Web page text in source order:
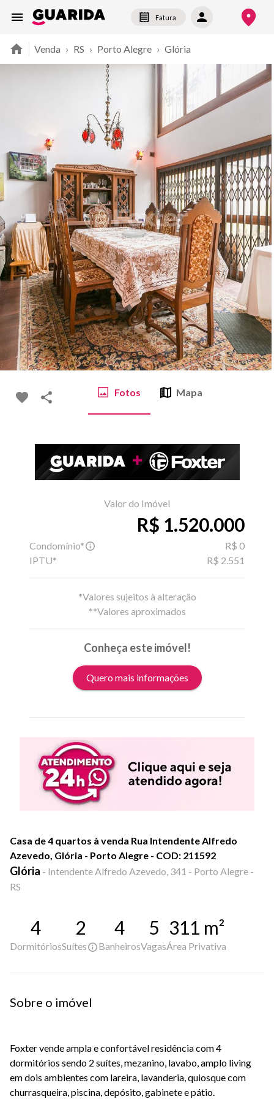
Fatura
Venda › RS › Porto Alegre › Glória
Fotos Mapa
Valor do Imóvel
R$ 1.520.000
Condomínio*
R$ 0
IPTU*
R$ 2.551
*Valores sujeitos à alteração
**Valores aproximados
Conheça este imóvel!
Quero mais informações
Casa de 4 quartos à venda Rua Intendente Alfredo
Azevedo, Glória - Porto Alegre - COD: 211592
Glória - Intendente Alfredo Azevedo, 341 - Porto Alegre -
RS
4
Dormitórios
2
Suítes
4
Banheiros
5
Vagas
311 m²
Área Privativa
Sobre o imóvel
Foxter vende ampla e confortável residência com 4
dormitórios sendo 2 suítes, mezanino, lavabo, amplo living
em dois ambientes com lareira, lavanderia, quiosque com
churrasqueira, piscina, depósito, gabinete e pátio.